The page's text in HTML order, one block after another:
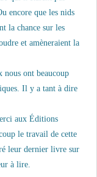
encore que les nids
la chance sur les
et amèneraient la
nous ont beaucoup
Il y a tant à dire
aux Éditions
le travail de cette
leur dernier livre sur
à lire.